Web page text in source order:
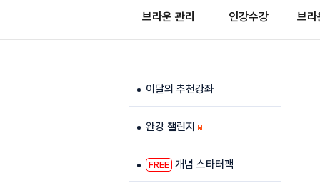
브라운 관리 인강수강 브라
이달의 추천강좌
완강 챌린지
FREE 개념 스타터팩